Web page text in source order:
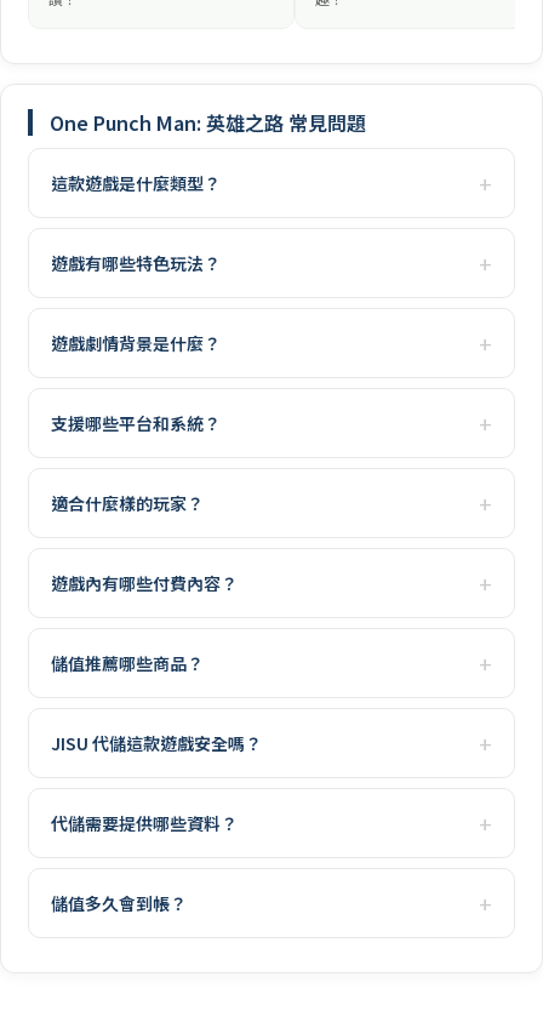
One Punch Man: 英雄之路 常見問題
這款遊戲是什麼類型？
遊戲有哪些特色玩法？
遊戲劇情背景是什麼？
支援哪些平台和系統？
適合什麼樣的玩家？
遊戲內有哪些付費內容？
儲值推薦哪些商品？
JISU 代儲這款遊戲安全嗎？
代儲需要提供哪些資料？
儲值多久會到帳？